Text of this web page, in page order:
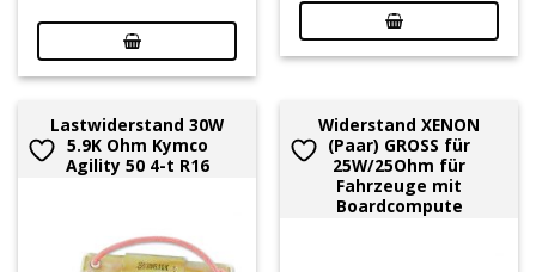
Lastwiderstand 30W
5.9K Ohm Kymco
Agility 50 4-t R16
Widerstand XENON
(Paar) GROSS für
25W/25Ohm für
Fahrzeuge mit
Boardcompute